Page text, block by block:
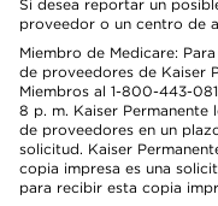
Si desea reportar un
proveedor o un centro de
Miembro de Medicare:
de proveedores de Kaiser
Miembros al 1-800-443-
8 p. m. Kaiser
de proveedores en un
solicitud. Kaiser
copia impresa es una
para recibir esta copia